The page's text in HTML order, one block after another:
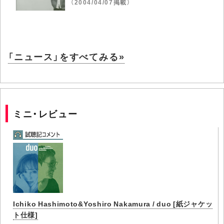
（2004/04/07掲載）
「ニュース」をすべてみる»
ミニ・レビュー
Ichiko Hashimoto&Yoshiro Nakamura / duo [紙ジャケッ
ト仕様]